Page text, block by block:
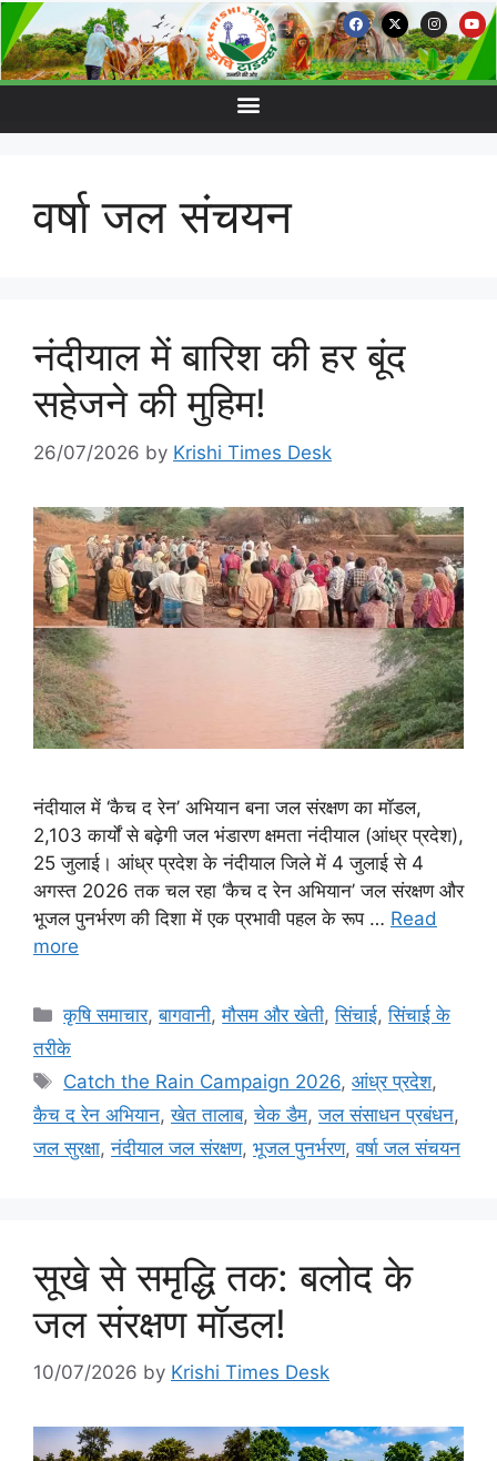
वर्षा जल संचयन
नंदीयाल में बारिश की हर बूंद
सहेजने की मुहिम!
26/07/2026 by Krishi Times Desk
नंदीयाल में ‘कैच द रेन’ अभियान बना जल संरक्षण का मॉडल,
2,103 कार्यों से बढ़ेगी जल भंडारण क्षमता नंदीयाल (आंध्र प्रदेश),
25 जुलाई। आंध्र प्रदेश के नंदीयाल जिले में 4 जुलाई से 4
अगस्त 2026 तक चल रहा ‘कैच द रेन अभियान’ जल संरक्षण और
भूजल पुनर्भरण की दिशा में एक प्रभावी पहल के रूप … Read
more
कृषि समाचार,बागवानी,मौसम और खेती,सिंचाई,सिंचाई के
तरीके
Catch the Rain Campaign 2026,आंध्र प्रदेश,
कैच द रेन अभियान,खेत तालाब,चेक डैम,जल संसाधन प्रबंधन,
जल सुरक्षा,नंदीयाल जल संरक्षण, भूजल पुनर्भरण,वर्षा जल संचयन
सूखे से समृद्धि तक: बलोद के
जल संरक्षण मॉडल!
10/07/2026 by Krishi Times Desk